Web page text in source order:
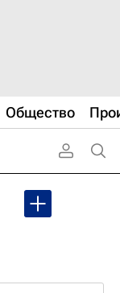
Общество